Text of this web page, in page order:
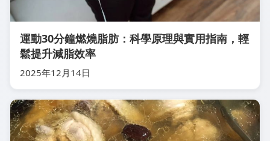
運動30分鐘燃燒脂肪：科學原理與實用指南，輕
鬆提升減脂效率
2025年12月14日